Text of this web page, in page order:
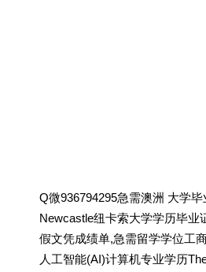
Q微936794295急需澳洲 大学
Newcastle纽卡索大学学历毕业
假文凭成绩单,急需留学学位工
人工智能(AI)计算机专业学历